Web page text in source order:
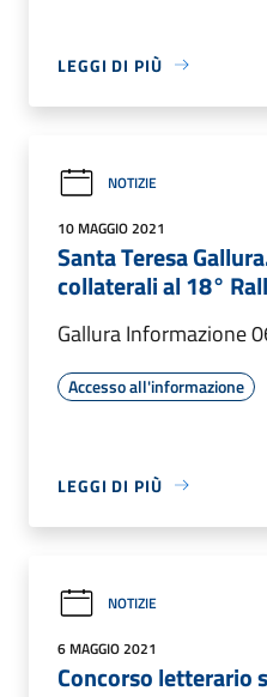
LEGGI DI PIÙ
NOTIZIE
10 MAGGIO 2021
Santa Teresa
collaterali al 18°
Gallura Informazione
Accesso all'informazione
LEGGI DI PIÙ
NOTIZIE
6 MAGGIO 2021
Concorso letterario